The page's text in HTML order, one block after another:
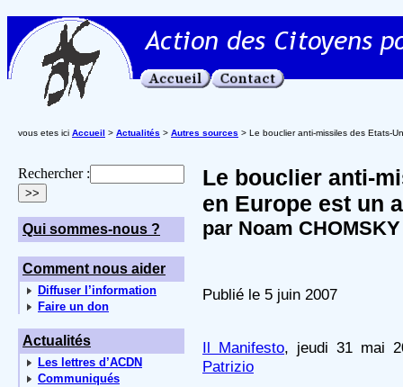
vous etes ici Accueil > Actualités > Autres sources > Le bouclier anti-missiles des Etats-
Rechercher :
Qui sommes-nous ?
Comment nous aider
Diffuser l’information
Faire un don
Actualités
Les lettres d’ACDN
Communiqués
Le bouclier anti-
en Europe est un
par Noam CHOMSKY
Publié le 5 juin 2007
Il Manifesto, jeudi 31 mai
Patrizio